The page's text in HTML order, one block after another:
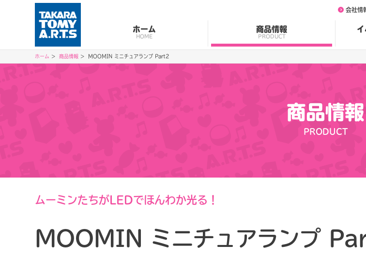
ホーム
HOME
商品情報
PRODUCT
会社情
ホーム 商品情報 MOOMIN ミニチュアランプ Part2
商品情報
PRODUCT
ムーミンたちがLEDでほんわか光る！
MOOMIN ミニチュアランプ